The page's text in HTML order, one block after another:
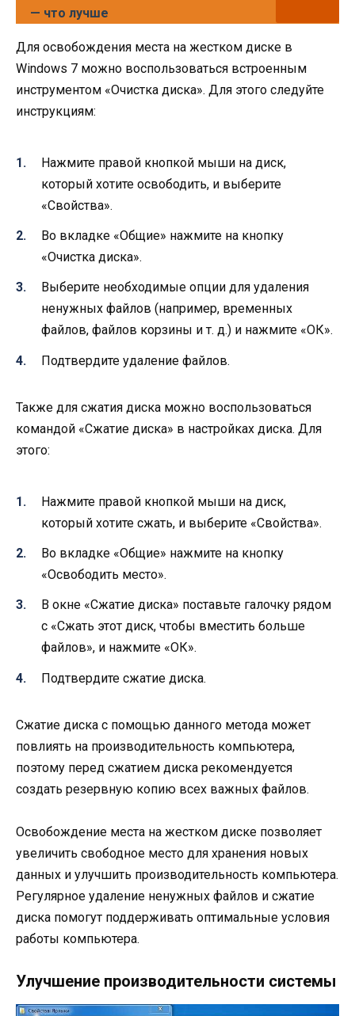
— что лучше
Для освобождения места на жестком диске в
Windows 7 можно воспользоваться встроенным
инструментом «Очистка диска». Для этого следуйте
инструкциям:
Нажмите правой кнопкой мыши на диск,
который хотите освободить, и выберите
«Свойства».
Во вкладке «Общие» нажмите на кнопку
«Очистка диска».
Выберите необходимые опции для удаления
ненужных файлов (например, временных
файлов, файлов корзины и т. д.) и нажмите «ОК».
Подтвердите удаление файлов.
Также для сжатия диска можно воспользоваться
командой «Сжатие диска» в настройках диска. Для
этого:
Нажмите правой кнопкой мыши на диск,
который хотите сжать, и выберите «Свойства».
Во вкладке «Общие» нажмите на кнопку
«Освободить место».
В окне «Сжатие диска» поставьте галочку рядом
с «Сжать этот диск, чтобы вместить больше
файлов», и нажмите «ОК».
Подтвердите сжатие диска.
Сжатие диска с помощью данного метода может
повлиять на производительность компьютера,
поэтому перед сжатием диска рекомендуется
создать резервную копию всех важных файлов.
Освобождение места на жестком диске позволяет
увеличить свободное место для хранения новых
данных и улучшить производительность компьютера.
Регулярное удаление ненужных файлов и сжатие
диска помогут поддерживать оптимальные условия
работы компьютера.
Улучшение производительности системы